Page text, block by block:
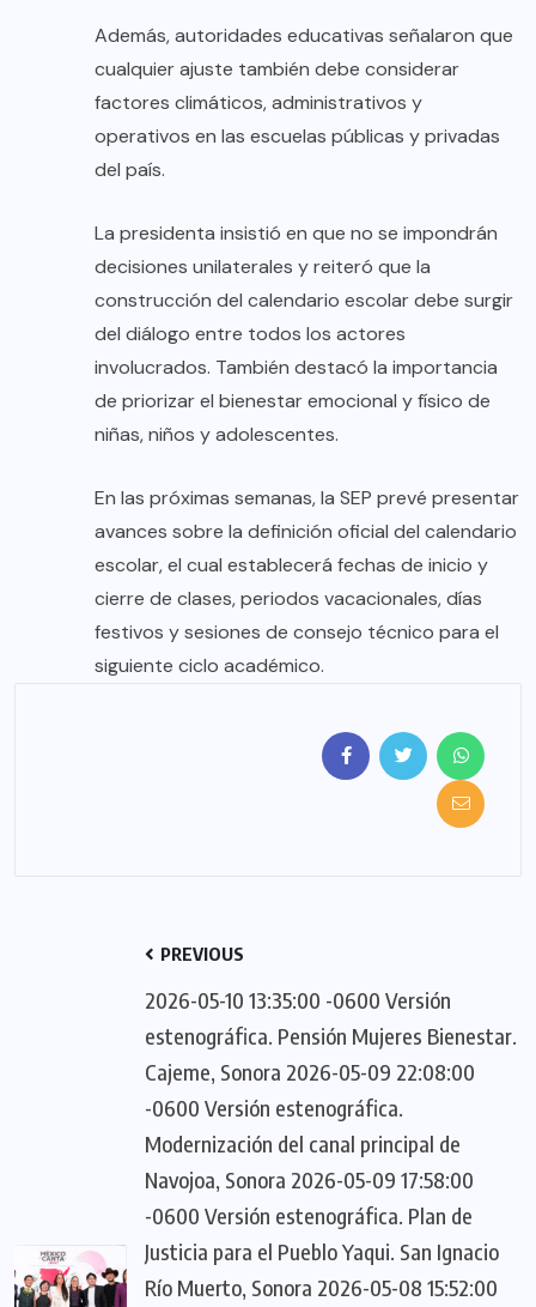
Además, autoridades educativas señalaron que
cualquier ajuste también debe considerar
factores climáticos, administrativos y
operativos en las escuelas públicas y privadas
del país.
La presidenta insistió en que no se impondrán
decisiones unilaterales y reiteró que la
construcción del calendario escolar debe surgir
del diálogo entre todos los actores
involucrados. También destacó la importancia
de priorizar el bienestar emocional y físico de
niñas, niños y adolescentes.
En las próximas semanas, la SEP prevé presentar
avances sobre la definición oficial del calendario
escolar, el cual establecerá fechas de inicio y
cierre de clases, periodos vacacionales, días
festivos y sesiones de consejo técnico para el
siguiente ciclo académico.
PREVIOUS
2026-05-10 13:35:00 -0600 Versión
estenográfica. Pensión Mujeres Bienestar.
Cajeme, Sonora 2026-05-09 22:08:00
-0600 Versión estenográfica.
Modernización del canal principal de
Navojoa, Sonora 2026-05-09 17:58:00
-0600 Versión estenográfica. Plan de
Justicia para el Pueblo Yaqui. San Ignacio
Río Muerto, Sonora 2026-05-08 15:52:00